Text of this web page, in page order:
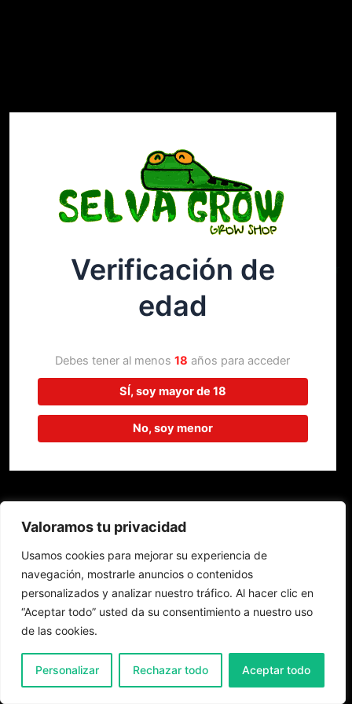
Valoramos tu privacidad
Usamos cookies para mejorar su experiencia de
navegación, mostrarle anuncios o contenidos
personalizados y analizar nuestro tráfico. Al hacer clic en
“Aceptar todo” usted da su consentimiento a nuestro uso
de las cookies.
Personalizar Rechazar todo Aceptar todo
¡Disculpa este desastre! Estamos
trabajando en algo increíble,
¡vuelve pronto!
Verificación de
edad
Debes tener al menos18 años para acceder
SÍ, soy mayor de 18
No, soy menor